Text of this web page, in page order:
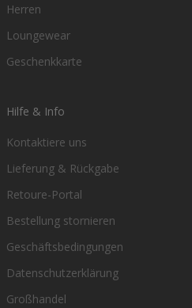
Herren
Loungewear
Geschenkkarte
Hilfe & Info
Kontaktiere uns
Lieferung & Rückgabe
Retoure-Portal
Bestellung stornieren
Geschäftsbedingungen
Datenschutzerklärung
Großhandel